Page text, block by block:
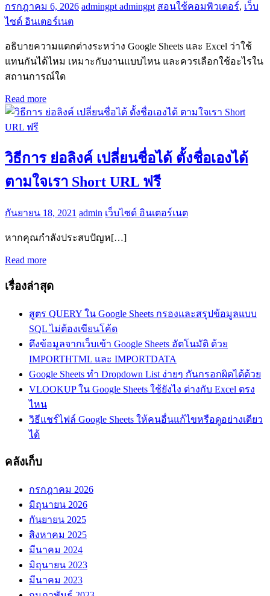
กรกฎาคม 6, 2026 admingpt admingpt สอนใช้คอมพิวเตอร์, เว็บ
ไซด์ อินเตอร์เนต
อธิบายความแตกต่างระหว่าง Google Sheets และ Excel ว่าใช้
แทนกันได้ไหม เหมาะกับงานแบบไหน และควรเลือกใช้อะไรใน
สถานการณ์ใด
Read more
วิธีการ ย่อลิงค์ เปลี่ยนชื่อได้ ตั้งชื่อเองได้
ตามใจเรา Short URL ฟรี
กันยายน 18, 2021 admin เว็บไซด์ อินเตอร์เนต
หากคุณกำลังประสบปัญห[…]
Read more
เรื่องล่าสุด
สูตร QUERY ใน Google Sheets กรองและสรุปข้อมูลแบบ
SQL ไม่ต้องเขียนโค้ด
ดึงข้อมูลจากเว็บเข้า Google Sheets อัตโนมัติ ด้วย
IMPORTHTML และ IMPORTDATA
Google Sheets ทำ Dropdown List ง่ายๆ กันกรอกผิดได้ด้วย
VLOOKUP ใน Google Sheets ใช้ยังไง ต่างกับ Excel ตรง
ไหน
วิธีแชร์ไฟล์ Google Sheets ให้คนอื่นแก้ไขหรือดูอย่างเดียว
ได้
คลังเก็บ
กรกฎาคม 2026
มิถุนายน 2026
กันยายน 2025
สิงหาคม 2025
มีนาคม 2024
มิถุนายน 2023
มีนาคม 2023